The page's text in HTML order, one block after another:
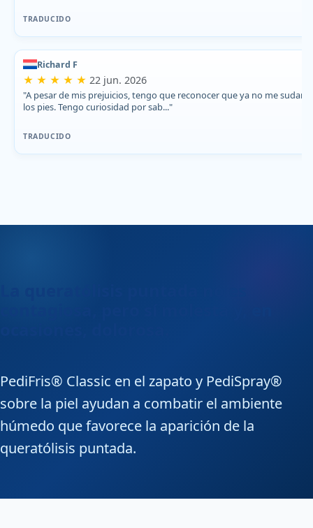
TRADUCIDO
Richard F
★ ★ ★ ★ ★ 22 jun. 2026
"A pesar de mis prejuicios, tengo que reconocer que ya no me sudan
los pies. Tengo curiosidad por sab..."
TRADUCIDO
PediFris® Classic en el zapato y PediSpray®
sobre la piel ayudan a combatir el ambiente
húmedo que favorece la aparición de la
queratólisis puntada.